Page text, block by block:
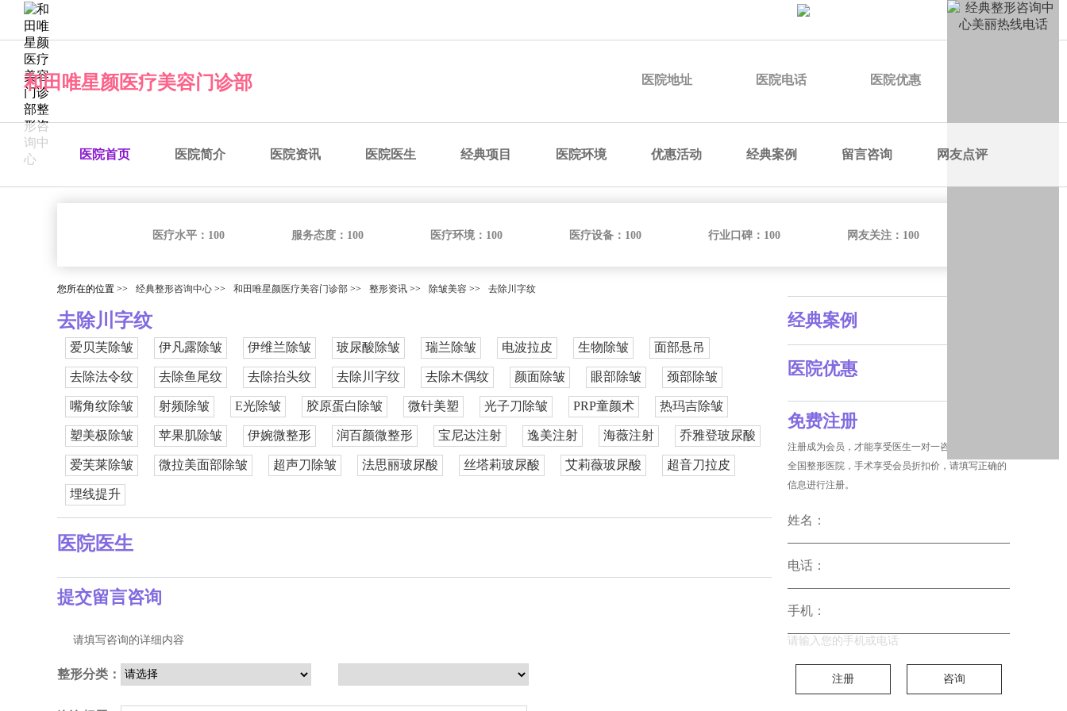
和田唯星颜医疗美容门诊部 医院地址 医院电话 医院优惠
医院首页 医院简介 医院资讯 医院医生 经典项目 医院环境 优惠活动 经典案例 留言咨询 网友点评
医疗水平： 100 服务态度： 100 医疗环境： 100 医疗设备： 100 行业口碑： 100 网友关注： 100
您所在的位置 >> 经典整形咨询中心 >> 和田唯星颜医疗美容门诊部 >> 整形资讯 >> 除皱美容 >> 去除川字纹
去除川字纹
爱贝芙除皱 伊凡露除皱 伊维兰除皱 玻尿酸除皱 瑞兰除皱 电波拉皮 生物除皱 面部悬吊
去除法令纹 去除鱼尾纹 去除抬头纹 去除川字纹 去除木偶纹 颜面除皱 眼部除皱 颈部除皱
嘴角纹除皱 射频除皱 E光除皱 胶原蛋白除皱 微针美塑 光子刀除皱 PRP童颜术 热玛吉除皱
塑美极除皱 苹果肌除皱 伊婉微整形 润百颜微整形 宝尼达注射 逸美注射 海薇注射 乔雅登玻尿酸
爱芙莱除皱 微拉美面部除皱 超声刀除皱 法思丽玻尿酸 丝塔莉玻尿酸 艾莉薇玻尿酸 超音刀拉皮
埋线提升
医院医生
提交留言咨询
请填写咨询的详细内容
整形分类：
经典案例
医院优惠
免费注册
注册成为会员，才能享受医生一对一咨询和没费预约
全国整形医院，手术享受会员折扣价，请填写正确的
信息进行注册。
姓名：
电话：
手机：
请输入您的手机或电话
注册 咨询